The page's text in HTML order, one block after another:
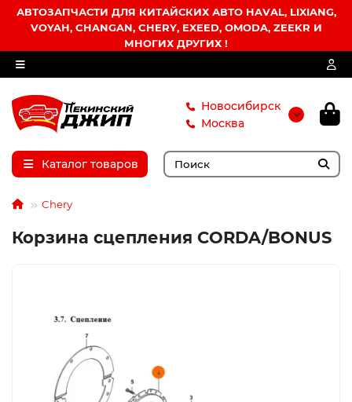
АВТОЗАПЧАСТИ ДЛЯ КИТАЙСКИХ АВТО HAVAL, LIXIANG,
VOYAH, CHANGAN, CHERY, EXEED, OMODA, ZEEKR И
МНОГИХ ДРУГИХ !
Новосибирск
Москва
Каталог товаров
Chery
Корзина сцепления CORDA/BONUS